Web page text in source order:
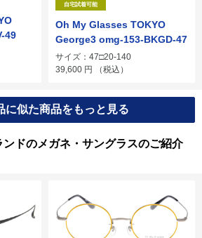
49
自宅試着可能
Oh My Glasses TOKYO
George3 omg-153-BKGD-47
サイズ：47□20-140
39,600 円 （税込）
に似た商品をもっと見る
ドのメガネ・サングラスのご紹介